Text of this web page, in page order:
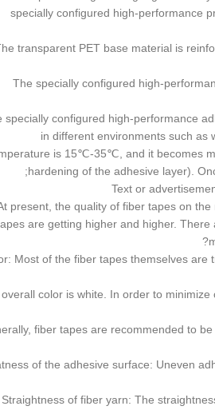
specially configured high-performance
The transparent PET base material is
2. The specially configured high-
specially configured high-performance
in different environments such
is 15℃-35℃, and it becomes
hardening of the adhesive layer).
present, the quality of fiber tapes on
are getting higher and higher.
Most of the fiber tapes themselves
overall color is white. In order to
fiber tapes are recommended to
of the adhesive surface: Uneven
5. Straightness of fiber yarn: The